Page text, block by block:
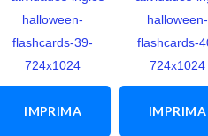
ATIVIDADE ATIVIDADE
IMPRIMA IMPRIMA